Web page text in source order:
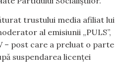
trustului media afiliat lui
al emisiunii „PULS”,
– post care a preluat o parte
suspendarea licenței